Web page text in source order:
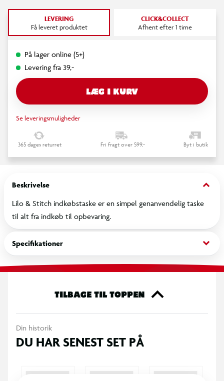
LEVERING
Få leveret produktet
CLICK&COLLECT
Afhent efter 1 time
På lager online (5+)
Levering fra 39,-
LÆG I KURV
Se leveringsmuligheder
365 dages returret Fri fragt over 599,- Byt i butik
Beskrivelse keyboard_arrow_down
Lilo & Stitch indkøbstaske er en simpel genanvendelig taske
til alt fra indkøb til opbevaring.
Specifikationer keyboard_arrow_down
TILBAGE TIL TOPPEN
Din historik
DU HAR SENEST SET PÅ